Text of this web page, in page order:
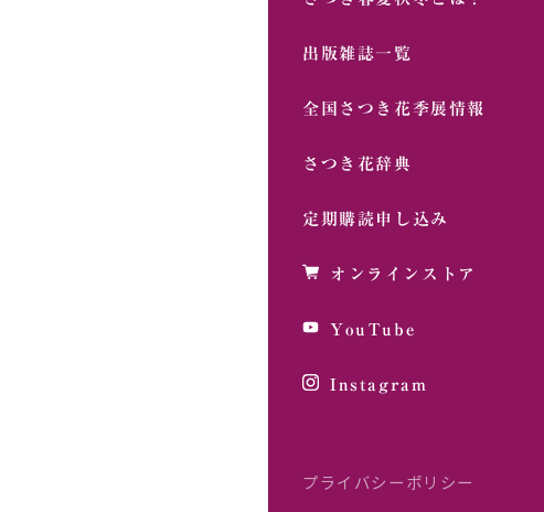
出版雑誌一覧
全国さつき花季展情報
さつき花辞典
定期購読申し込み
オンラインストア
YouTube
Instagram
プライバシーポリシー